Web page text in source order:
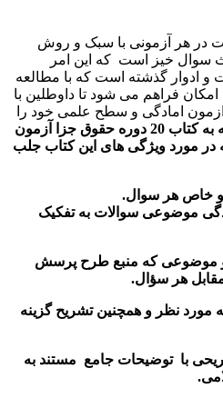
در هر آزمونی با سبک و روش
خیز است که این امر
ادوار گذشته است که با مطالعه
فراهم می شود تا داوطلین با
امادگی و سطح علمی خود را
جهت سهولت مراجعه به کتاب 20 دوره حقوق جزا آزمون
در مورد ویژگی های این کتاب جلب
خاص هر سوال.
موضوعی سوالات به تفکیک
که منبع طرح پرسش
هر سؤال.
مورد نظر و همچنین تشریح گزینه
با توضیحات جامع مستند به